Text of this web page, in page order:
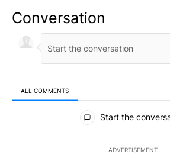
Conversation
ALL COMMENTS
All Comments
Start the
ADVERTISEMENT